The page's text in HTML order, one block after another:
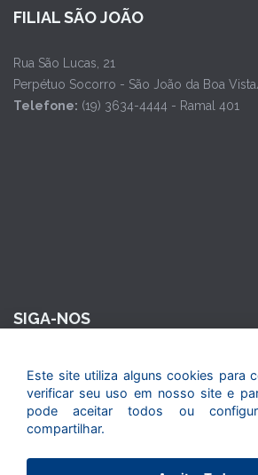
FILIAL SÃO JOÃO
Rua São Lucas, 21
Perpétuo Socorro - São João da Boa
Telefone: (19) 3634-4444 - Ramal 401
SIGA-NOS
© 2015. Todos os direitos reservados.
Este site utiliza alguns cookies para
verificar seu uso em nosso site e
pode aceitar todos ou
compartilhar.